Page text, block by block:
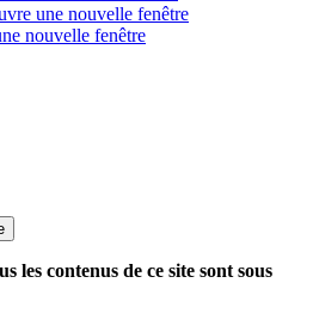
une nouvelle fenêtre
nouvelle fenêtre
les contenus de ce site sont sous